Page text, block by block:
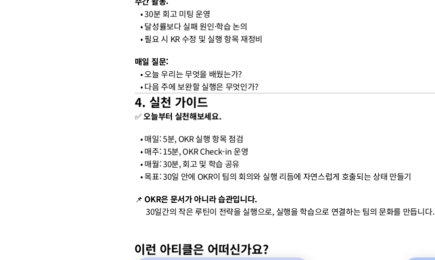
   • 30분 회고 미팅 운영
   • 달성률보다 실패 원인·학습 논의
   • 필요 시 KR 수정 및 실행 항목 재정비
매일 질문:
   • 오늘 우리는 무엇을 배웠는가?
   • 다음 주에 보완할 실행은 무엇인가?
4. 실천 가이드
✅ 오늘부터 실천해보세요.
   • 매일: 5분, OKR 실행 항목 점검
   • 매주: 15분, OKR Check-in 운영
   • 매월: 30분, 회고 및 학습 공유
   • 목표: 30일 안에 OKR이 팀의 회의와 실행 리듬에 자연스럽게 호출되는 상태 만들기
📌 OKR은 문서가 아니라 습관입니다.
      30일간의 작은 루틴이 전략을 실행으로, 실행을 학습으로 연결하는 팀의 문화를 만듭니다.
이런 아티클은 어떠신가요?